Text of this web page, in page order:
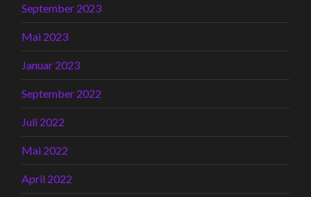
September 2023
Mai 2023
Januar 2023
September 2022
Juli 2022
Mai 2022
April 2022